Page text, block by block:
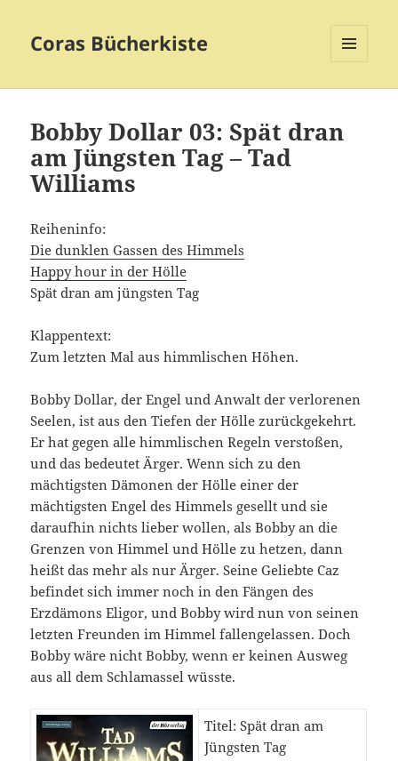
Coras Bücherkiste
Bobby Dollar 03: Spät dran
am Jüngsten Tag – Tad
Williams
Reiheninfo:
Die dunklen Gassen des Himmels
Happy hour in der Hölle
Spät dran am jüngsten Tag
Klappentext:
Zum letzten Mal aus himmlischen Höhen.
Bobby Dollar, der Engel und Anwalt der verlorenen
Seelen, ist aus den Tiefen der Hölle zurückgekehrt.
Er hat gegen alle himmlischen Regeln verstoßen,
und das bedeutet Ärger. Wenn sich zu den
mächtigsten Dämonen der Hölle einer der
mächtigsten Engel des Himmels gesellt und sie
daraufhin nichts lieber wollen, als Bobby an die
Grenzen von Himmel und Hölle zu hetzen, dann
heißt das mehr als nur Ärger. Seine Geliebte Caz
befindet sich immer noch in den Fängen des
Erzdämons Eligor, und Bobby wird nun von seinen
letzten Freunden im Himmel fallengelassen. Doch
Bobby wäre nicht Bobby, wenn er keinen Ausweg
aus all dem Schlamassel wüsste.
Titel: Spät dran am
Jüngsten Tag